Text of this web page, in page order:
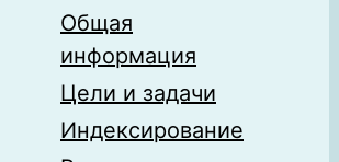
Общая
информация
Цели и задачи
Индексирование